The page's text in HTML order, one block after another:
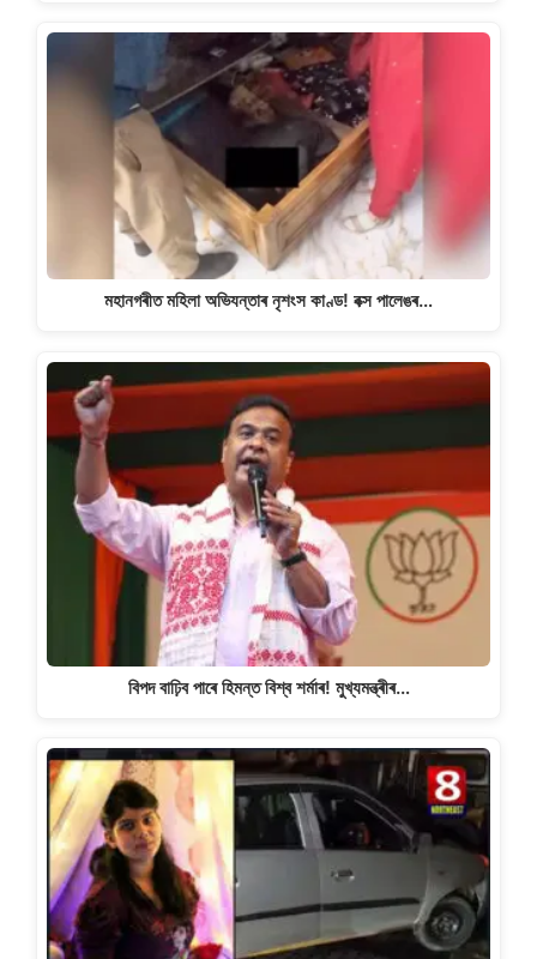
মহানগৰীত মহিলা অভিযন্তাৰ নৃশংস কাণ্ড! বক্স পালেঙৰ…
বিপদ বাঢ়িব পাৰে হিমন্ত বিশ্ব শৰ্মাৰ! মুখ্যমন্ত্ৰীৰ…